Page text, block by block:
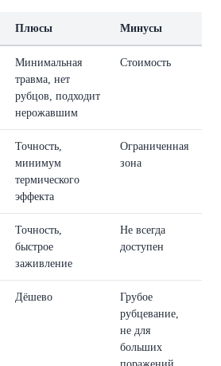
Плюсы Минусы
Минимальная
травма, нет
рубцов, подходит
нерожавшим
Стоимость
Точность,
минимум
термического
эффекта
Ограниченная
зона
Точность,
быстрое
заживление
Не всегда
доступен
Дёшево
Грубое
рубцевание,
не для
больших